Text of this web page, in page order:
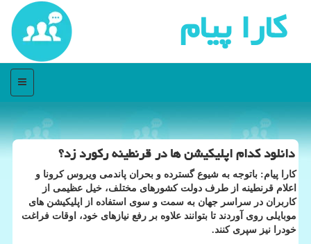
كارا پیام
منو
دانلود كدام اپلیكیشن ها در قرنطینه ركورد زد؟
كارا پیام: باتوجه به شیوع گسترده و بحران پاندمی ویروس كرونا و
اعلام قرنطینه از طرف دولت كشورهای مختلف، خیل عظیمی از
كاربران در سراسر جهان به سمت و سوی استفاده از اپلیكیشن های
موبایلی روی آوردند تا بتوانند علاوه بر رفع نیازهای خود، اوقات فراغت
خودرا نیز سپری كنند.